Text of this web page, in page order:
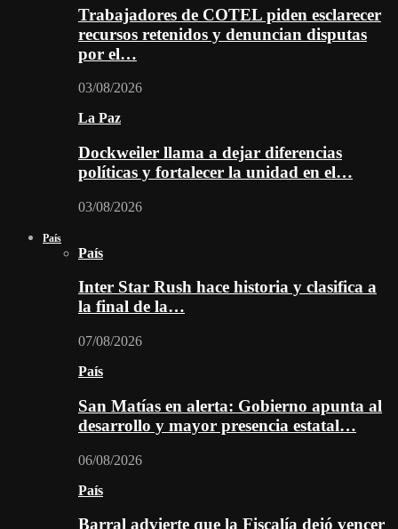
Trabajadores de COTEL piden esclarecer
recursos retenidos y denuncian disputas
por el…
03/08/2026
La Paz
Dockweiler llama a dejar diferencias
políticas y fortalecer la unidad en el…
03/08/2026
País
País
Inter Star Rush hace historia y clasifica a
la final de la…
07/08/2026
País
San Matías en alerta: Gobierno apunta al
desarrollo y mayor presencia estatal…
06/08/2026
País
Barral advierte que la Fiscalía dejó vencer